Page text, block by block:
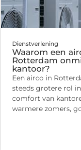
Dienstverlening
Waarom een
Rotterdam
kantoor?
Een airco in
steeds grotere rol
comfort van
warmere zomers,